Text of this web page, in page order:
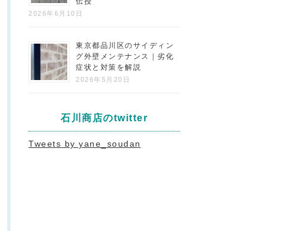
2026年6月10日
東京都品川区のサイディン
グ外壁メンテナンス｜劣化
症状と対策を解説
2026年5月20日
石川商店のtwitter
Tweets by yane_soudan